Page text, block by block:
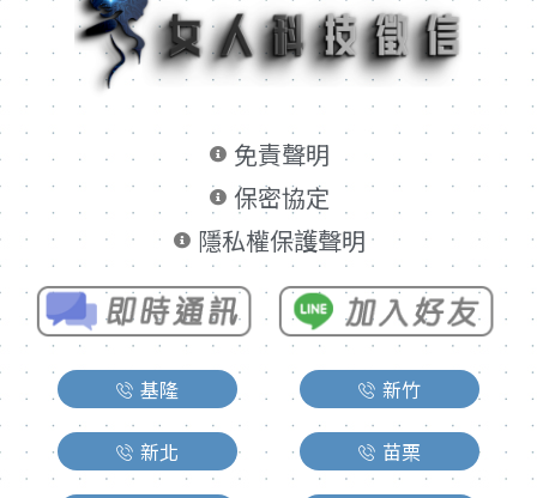
免責聲明
保密協定
隱私權保護聲明
基隆
新北
新竹
苗栗